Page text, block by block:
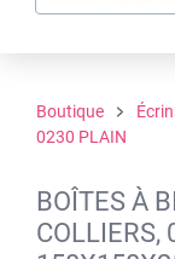
Boutique
0230 PLAIN
BOÎTES À
COLLIERS,